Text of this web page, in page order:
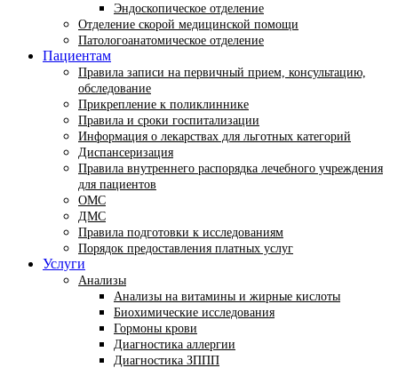
Эндоскопическое отделение
Отделение скорой медицинской помощи
Патологоанатомическое отделение
Пациентам
Правила записи на первичный прием, консультацию,
обследование
Прикрепление к поликлиннике
Правила и сроки госпитализации
Информация о лекарствах для льготных категорий
Диспансеризация
Правила внутреннего распорядка лечебного учреждения
для пациентов
ОМС
ДМС
Правила подготовки к исследованиям
Порядок предоставления платных услуг
Услуги
Анализы
Анализы на витамины и жирные кислоты
Биохимические исследования
Гормоны крови
Диагностика аллергии
Диагностика ЗППП